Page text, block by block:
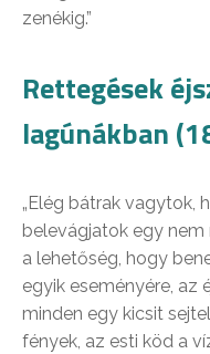
zenékig.”
Rettegések
lagúnákban
„Elég bátrak vagytok,
belevágjatok egy
a lehetőség, hogy
egyik eseményére, az
minden egy kicsit
fények, az esti köd a